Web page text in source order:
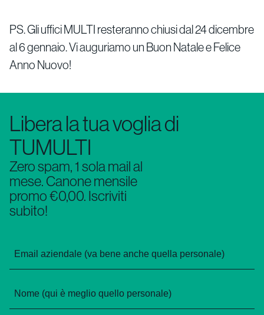
PS. Gli uffici MULTI resteranno chiusi dal 24 dicembre
al 6 gennaio. Vi auguriamo un Buon Natale e Felice
Anno Nuovo!
Libera la tua voglia di
TUMULTI
Zero spam, 1 sola mail al
mese. Canone mensile
promo €0,00. Iscriviti
subito!